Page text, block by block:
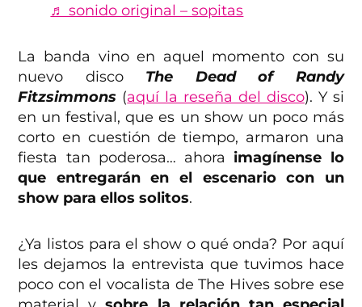
♬ sonido original – sopitas
La banda vino en aquel momento con su
nuevo disco
The Dead of Randy
Fitzsimmons (aquí la reseña del disco). Y si
en un festival, que es un show un poco más
corto en cuestión de tiempo, armaron una
fiesta tan poderosa… ahora imagínense lo
que entregarán en el escenario con un
show para ellos solitos.
¿Ya listos para el show o qué onda? Por aquí
les dejamos la entrevista que tuvimos hace
poco con el vocalista de The Hives sobre ese